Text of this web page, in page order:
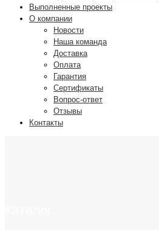
Выполненные проекты
О компании
Новости
Наша команда
Доставка
Оплата
Гарантия
Сертификаты
Вопрос-ответ
Отзывы
Контакты